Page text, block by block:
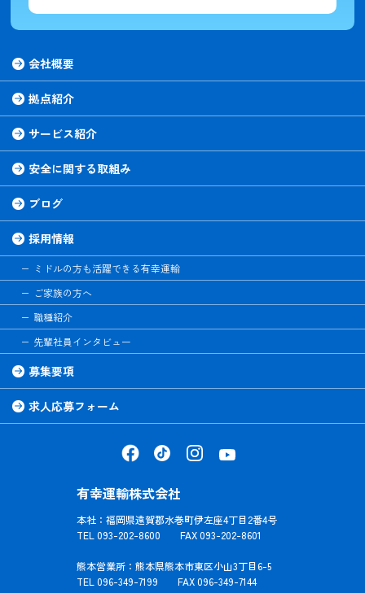
会社概要
拠点紹介
サービス紹介
安全に関する取組み
ブログ
採用情報
ミドルの方も活躍できる有幸運輸
ご家族の方へ
職種紹介
先輩社員インタビュー
募集要項
求人応募フォーム
有幸運輸株式会社
本社：福岡県遠賀郡水巻町伊左座4丁目2番4号
TEL 093-202-8600 FAX 093-202-8601
熊本営業所：熊本県熊本市東区小山3丁目6-5
TEL 096-349-7199 FAX 096-349-7144